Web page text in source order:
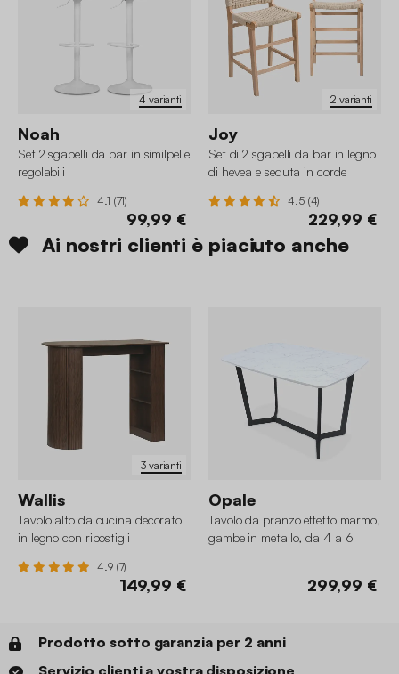
4 varianti
Noah
Set 2 sgabelli da bar in similpelle
regolabili
4.1 (71)
99,99 €
2 varianti
Joy
Set di 2 sgabelli da bar in legno
di hevea e seduta in corde
4.5 (4)
229,99 €
Ai nostri clienti è piaciuto anche
3 varianti
Wallis
Tavolo alto da cucina decorato
in legno con ripostigli
4.9 (7)
149,99 €
Opale
Tavolo da pranzo effetto marmo,
gambe in metallo, da 4 a 6
299,99 €
Prodotto sotto garanzia per 2 anni